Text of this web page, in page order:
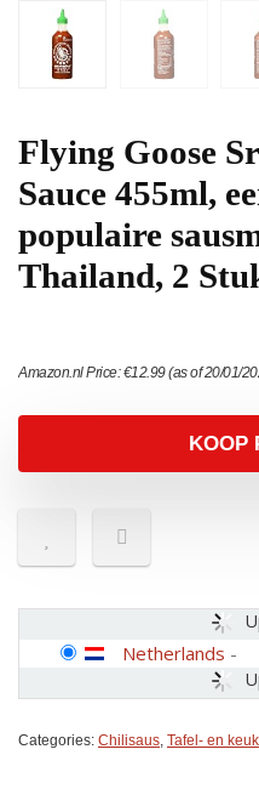
Flying Goose
Sauce 455ml,
populaire
Thailand, 2
Amazon.nl Price:€12.99(as of 20/01/
KOOP
Netherlands -
Categories: Chilisaus, Tafel- en